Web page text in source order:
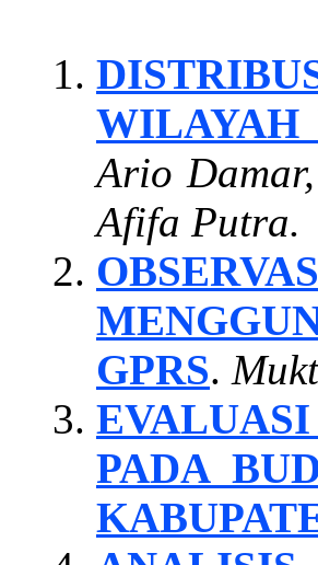
WILAYAH
Ario
Afifa Putra.
GPRS.
PADA